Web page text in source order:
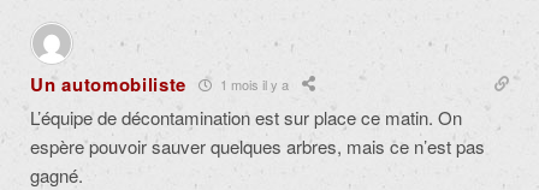
Un automobiliste 1 mois il y a
L’équipe de décontamination est sur place ce matin. On
espère pouvoir sauver quelques arbres, mais ce n’est pas
gagné.